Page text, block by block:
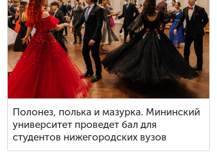
Полонез, полька и мазурка. Мининский
университет проведет бал для
студентов нижегородских вузов